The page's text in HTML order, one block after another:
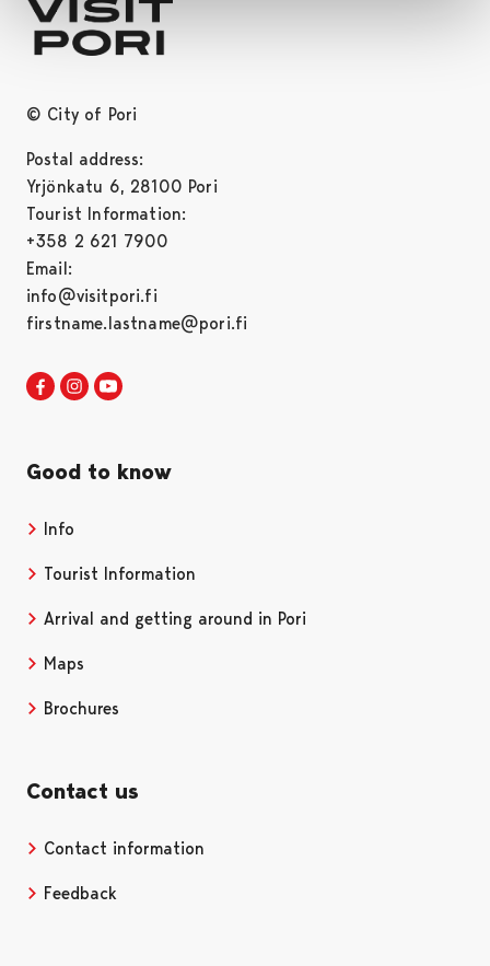
© City of Pori
Postal address:
Yrjönkatu 6, 28100 Pori
Tourist Information:
+358 2 621 7900
Email:
info@visitpori.fi
firstname.lastname@pori.fi
Visit Pori in Facebook
Opens in a new tab
Visit Pori in Instagram
Opens in a new tab
Good to know
Info
Tourist Information
Arrival and getting around in Pori
Maps
Brochures
Contact us
Contact information
Feedback